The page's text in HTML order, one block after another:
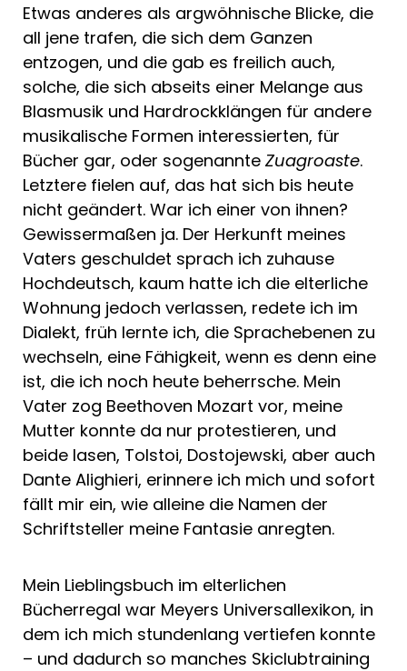
Etwas anderes als argwöhnische Blicke, die
all jene trafen, die sich dem Ganzen
entzogen, und die gab es freilich auch,
solche, die sich abseits einer Melange aus
Blasmusik und Hardrockklängen für andere
musikalische Formen interessierten, für
Bücher gar, oder sogenannte Zuagroaste.
Letztere fielen auf, das hat sich bis heute
nicht geändert. War ich einer von ihnen?
Gewissermaßen ja. Der Herkunft meines
Vaters geschuldet sprach ich zuhause
Hochdeutsch, kaum hatte ich die elterliche
Wohnung jedoch verlassen, redete ich im
Dialekt, früh lernte ich, die Sprachebenen zu
wechseln, eine Fähigkeit, wenn es denn eine
ist, die ich noch heute beherrsche. Mein
Vater zog Beethoven Mozart vor, meine
Mutter konnte da nur protestieren, und
beide lasen, Tolstoi, Dostojewski, aber auch
Dante Alighieri, erinnere ich mich und sofort
fällt mir ein, wie alleine die Namen der
Schriftsteller meine Fantasie anregten.
Mein Lieblingsbuch im elterlichen
Bücherregal war Meyers Universallexikon, in
dem ich mich stundenlang vertiefen konnte
– und dadurch so manches Skiclubtraining